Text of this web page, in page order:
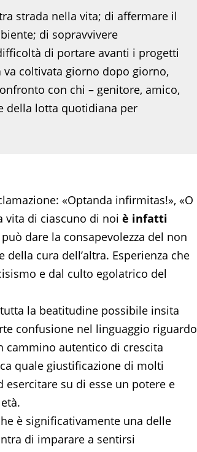
strada nella vita; di affermare il
di sopravvivere
di portare avanti i progetti
va coltivata giorno dopo giorno,
con chi – genitore, amico,
della lotta quotidiana per
«Optanda infirmitas!», «O
vita di ciascuno di noi è infatti
dare la consapevolezza del non
della cura dell’altra. Esperienza che
e dal culto egolatrico del
la beatitudine possibile insita
confusione nel linguaggio riguardo
cammino autentico di crescita
quale giustificazione di molti
su di esse un potere e
è significativamente una delle
di imparare a sentirsi